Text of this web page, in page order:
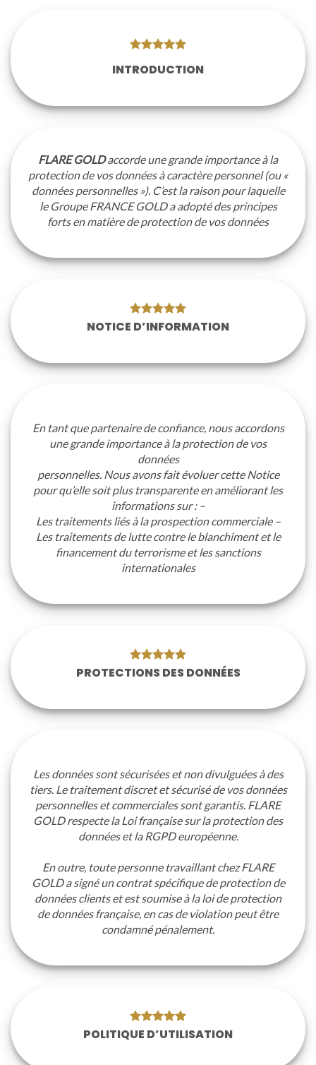
INTRODUCTION
FLARE GOLDaccorde une grande importance à la
protection de vos données à caractère personnel (ou «
données personnelles »). C’est la raison pour laquelle
le Groupe FRANCE GOLD a adopté des principes
forts en matière de protection de vos données
NOTICE D’INFORMATION
En tant que partenaire de confiance, nous accordons
une grande importance à la protection de vos
données
personnelles. Nous avons fait évoluer cette Notice
pour qu’elle soit plus transparente en améliorant les
informations sur : –
Les traitements liés à la prospection commerciale –
Les traitements de lutte contre le blanchiment et le
financement du terrorisme et les sanctions
internationales
PROTECTIONS DES DONNÉES
Les données sont sécurisées et non divulguées à des
tiers. Le traitement discret et sécurisé de vos données
personnelles et commerciales sont garantis. FLARE
GOLD respecte la Loi française sur la protection des
données et la RGPD européenne.
En outre, toute personne travaillant chez FLARE
GOLD a signé un contrat spécifique de protection de
données clients et est soumise à la loi de protection
de données française, en cas de violation peut être
condamné pénalement.
POLITIQUE D’UTILISATION